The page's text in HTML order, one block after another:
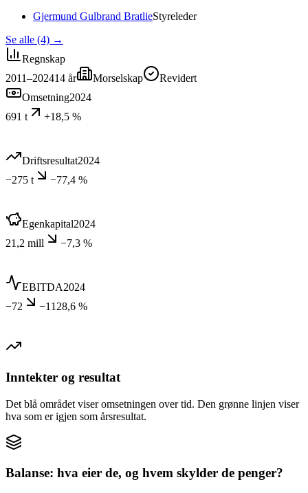
Gjermund Gulbrand BratlieStyreleder
Se alle (4) →
Regnskap
2011–202414 år Morselskap
Revidert
Omsetning2024
691 t
+18,5 %
Driftsresultat2024
−275 t
−77,4 %
Egenkapital2024
21,2 mill
−7,3 %
EBITDA2024
−72
−1128,6 %
Inntekter og resultat
Det blå området viser omsetningen over tid. Den grønne linjen viser
hva som er igjen som årsresultat.
Balanse: hva eier de, og hvem skylder de penger?